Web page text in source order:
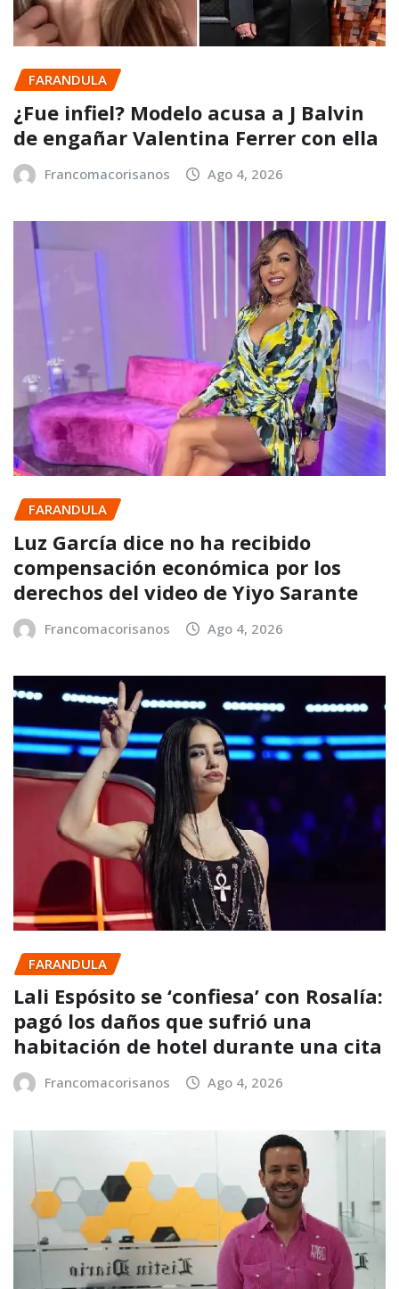
FARANDULA
¿Fue infiel? Modelo acusa a J Balvin
de engañar Valentina Ferrer con ella
Francomacorisanos Ago 4, 2026
FARANDULA
Luz García dice no ha recibido
compensación económica por los
derechos del video de Yiyo Sarante
Francomacorisanos Ago 4, 2026
FARANDULA
Lali Espósito se ‘confiesa’ con Rosalía:
pagó los daños que sufrió una
habitación de hotel durante una cita
Francomacorisanos Ago 4, 2026